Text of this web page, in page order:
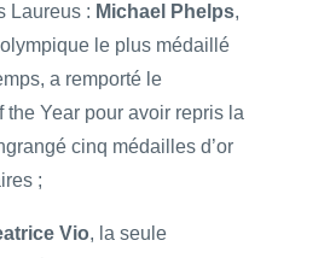
Laureus : Michael Phelps,
le plus médaillé
a remporté le
the Year pour avoir repris la
cinq médailles d’or
;
Vio, la seule